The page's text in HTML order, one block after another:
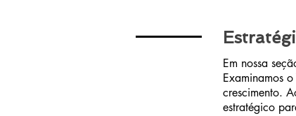
Em nossa
Examinamos
crescimento.
estratégico